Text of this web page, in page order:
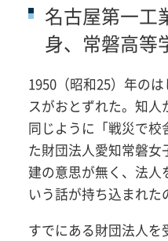
名古屋第一工
身、常磐高等
1950（昭和25）年の
スがおとずれた。知人
同じように「戦災で校
た財団法人愛知常磐
建の意思が無く、法人
いう話が持ち込まれた
すでにある財団法人